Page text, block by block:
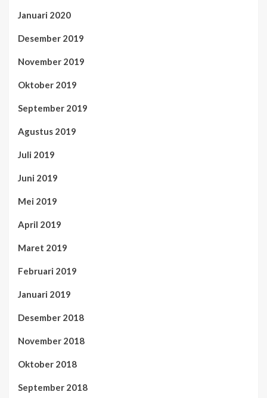
Januari 2020
Desember 2019
November 2019
Oktober 2019
September 2019
Agustus 2019
Juli 2019
Juni 2019
Mei 2019
April 2019
Maret 2019
Februari 2019
Januari 2019
Desember 2018
November 2018
Oktober 2018
September 2018